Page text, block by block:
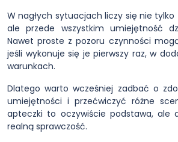
W nagłych sytuacjach liczy się nie
ale przede wszystkim umiejętność
Nawet proste z pozoru czynności
jeśli wykonuje się je pierwszy raz, w
warunkach.
Dlatego warto wcześniej zadbać o
umiejętności i przećwiczyć różne
apteczki to oczywiście podstawa, ale
realną sprawczość.